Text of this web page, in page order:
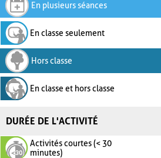
En plusieurs séances
En classe seulement
Hors classe
En classe et hors classe
DURÉE DE L'ACTIVITÉ
Activités courtes (< 30
minutes)